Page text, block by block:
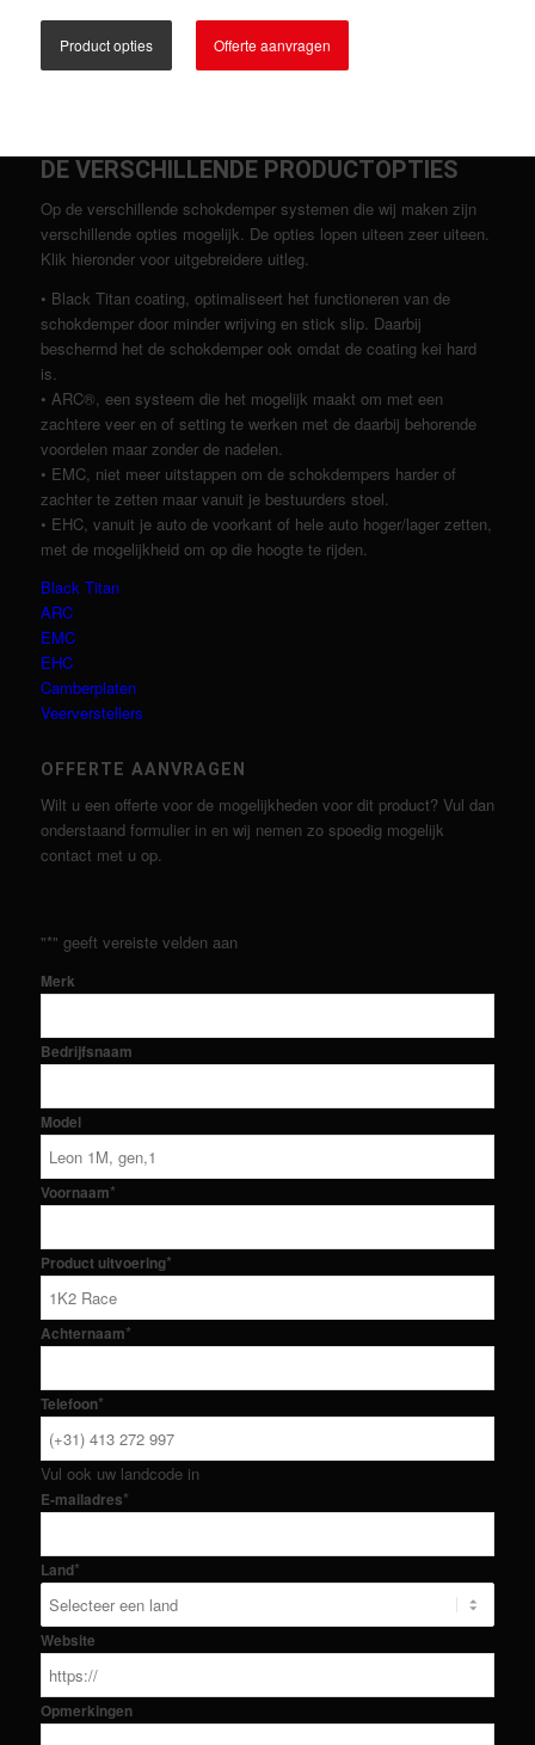
Product opties Offerte aanvragen
DE VERSCHILLENDE PRODUCTOPTIES
Op de verschillende schokdemper systemen die wij maken zijn
verschillende opties mogelijk. De opties lopen uiteen zeer uiteen.
Klik hieronder voor uitgebreidere uitleg.
• Black Titan coating, optimaliseert het functioneren van de
schokdemper door minder wrijving en stick slip. Daarbij
beschermd het de schokdemper ook omdat de coating kei hard
is.
• ARC®, een systeem die het mogelijk maakt om met een
zachtere veer en of setting te werken met de daarbij behorende
voordelen maar zonder de nadelen.
• EMC, niet meer uitstappen om de schokdempers harder of
zachter te zetten maar vanuit je bestuurders stoel.
• EHC, vanuit je auto de voorkant of hele auto hoger/lager zetten,
met de mogelijkheid om op die hoogte te rijden.
Black Titan
ARC
EMC
EHC
Camberplaten
Veerverstellers
OFFERTE AANVRAGEN
Wilt u een offerte voor de mogelijkheden voor dit product? Vul dan
onderstaand formulier in en wij nemen zo spoedig mogelijk
contact met u op.
"*" geeft vereiste velden aan
Merk
Bedrijfsnaam
Model
Voornaam*
Product uitvoering*
Achternaam*
Telefoon*
Vul ook uw landcode in
E-mailadres*
Land*
Website
Opmerkingen